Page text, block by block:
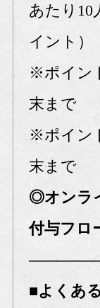
あたり10
イント）
※ポイン
末まで
※ポイン
末まで
◎オンラ
付与フロ
■よくあ